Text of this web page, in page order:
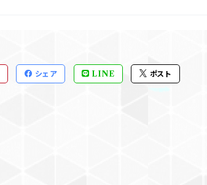
シェア LINE ポスト